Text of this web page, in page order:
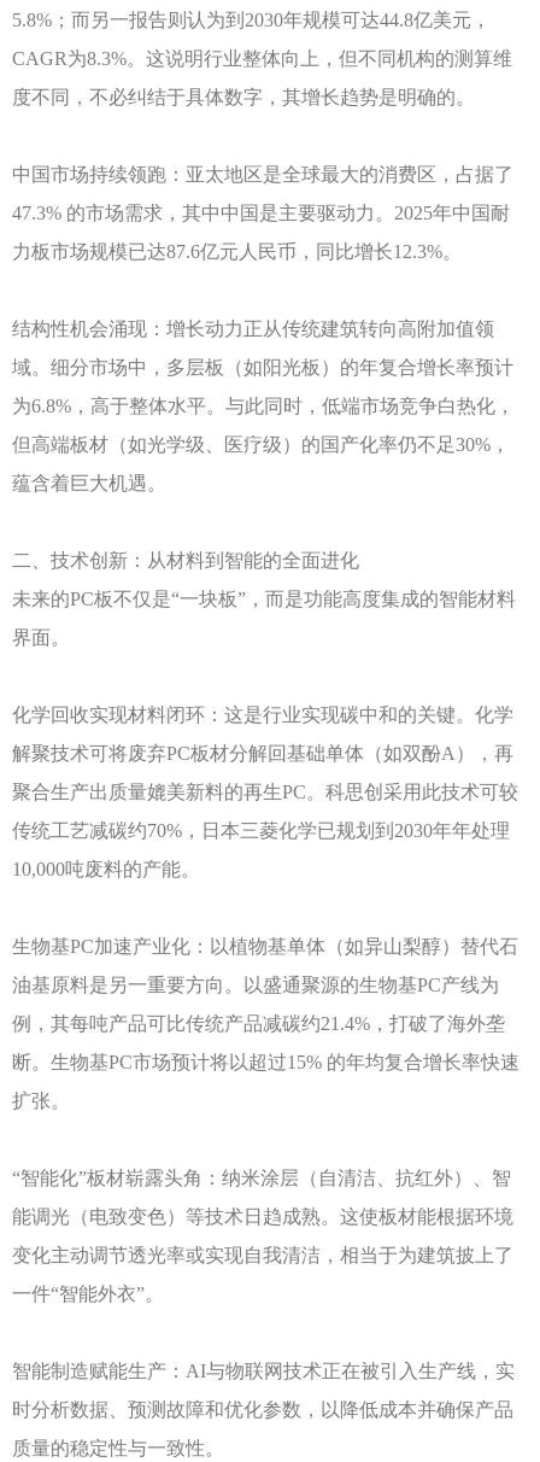
5.8%；而另一报告则认为到2030年规模可达44.8亿美元，
CAGR为8.3%。这说明行业整体向上，但不同机构的测算维
度不同，不必纠结于具体数字，其增长趋势是明确的。
中国市场持续领跑：亚太地区是全球最大的消费区，占据了
47.3% 的市场需求，其中中国是主要驱动力。2025年中国耐
力板市场规模已达87.6亿元人民币，同比增长12.3%。
结构性机会涌现：增长动力正从传统建筑转向高附加值领
域。细分市场中，多层板（如阳光板）的年复合增长率预计
为6.8%，高于整体水平。与此同时，低端市场竞争白热化，
但高端板材（如光学级、医疗级）的国产化率仍不足30%，
蕴含着巨大机遇。
二、技术创新：从材料到智能的全面进化
未来的PC板不仅是“一块板”，而是功能高度集成的智能材料
界面。
化学回收实现材料闭环：这是行业实现碳中和的关键。化学
解聚技术可将废弃PC板材分解回基础单体（如双酚A），再
聚合生产出质量媲美新料的再生PC。科思创采用此技术可较
传统工艺减碳约70%，日本三菱化学已规划到2030年年处理
10,000吨废料的产能。
生物基PC加速产业化：以植物基单体（如异山梨醇）替代石
油基原料是另一重要方向。以盛通聚源的生物基PC产线为
例，其每吨产品可比传统产品减碳约21.4%，打破了海外垄
断。生物基PC市场预计将以超过15% 的年均复合增长率快速
扩张。
“智能化”板材崭露头角：纳米涂层（自清洁、抗红外）、智
能调光（电致变色）等技术日趋成熟。这使板材能根据环境
变化主动调节透光率或实现自我清洁，相当于为建筑披上了
一件“智能外衣”。
智能制造赋能生产： AI与物联网技术正在被引入生产线，实
时分析数据、预测故障和优化参数，以降低成本并确保产品
质量的稳定性与一致性。